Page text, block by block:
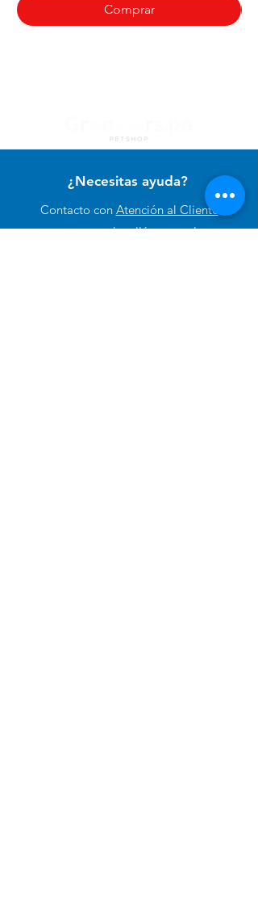
Comprar
¿Necesitas ayuda?
Contacto con Atención al Cliente
para ayuda o llámanos al